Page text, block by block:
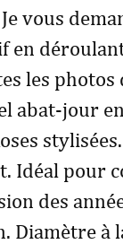
vous
en
les
abat-jour
Idéal pour
des
Diamètre à